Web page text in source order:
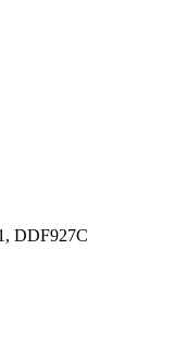
DDF927C